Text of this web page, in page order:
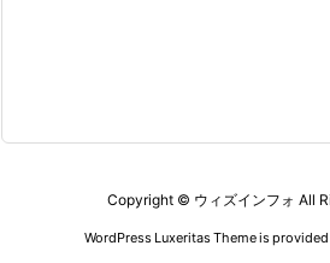
Copyright © ウィズインフォ All
WordPress Luxeritas Theme is